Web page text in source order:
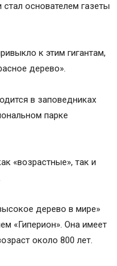
основателем газеты
к этим гигантам,
дерево».
в заповедниках
парке
«возрастные», так и
дерево в мире»
«Гиперион». Она имеет
около 800 лет.